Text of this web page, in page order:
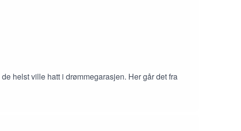
helst ville hatt i drømmegarasjen. Her går det fra